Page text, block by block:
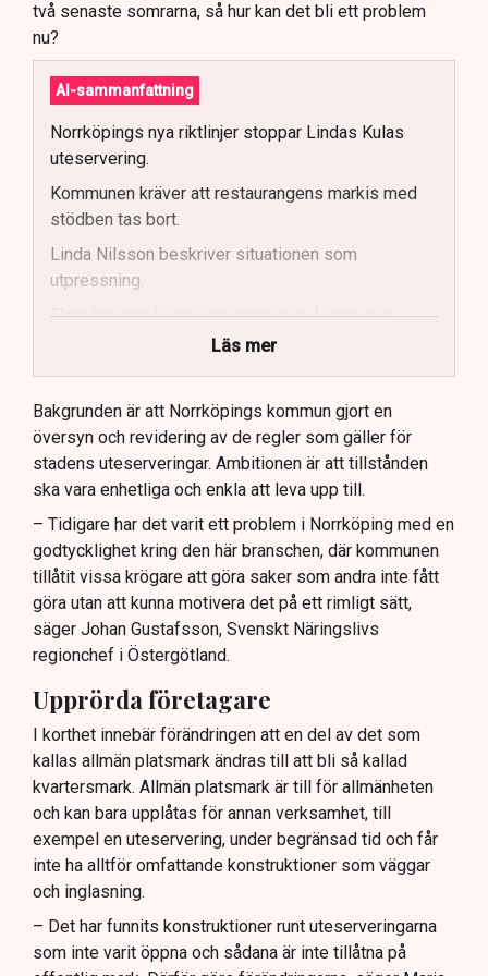
två senaste somrarna, så hur kan det bli ett problem
nu?
AI-sammanfattning
Norrköpings nya riktlinjer stoppar Lindas Kulas
uteservering.
Kommunen kräver att restaurangens markis med
stödben tas bort.
Linda Nilsson beskriver situationen som
utpressning.
Flera krögare kritiserar kommunen för otydlig
Kommunen vill skapa enhetliga regler för
uteserveringar.
Lindas Kula ställer in uteserveringen för
sommaren.
Läs mer
Bakgrunden är att Norrköpings kommun gjort en
översyn och revidering av de regler som gäller för
stadens uteserveringar. Ambitionen är att tillstånden
ska vara enhetliga och enkla att leva upp till.
– Tidigare har det varit ett problem i Norrköping med en
godtycklighet kring den här branschen, där kommunen
tillåtit vissa krögare att göra saker som andra inte fått
göra utan att kunna motivera det på ett rimligt sätt,
säger Johan Gustafsson, Svenskt Näringslivs
regionchef i Östergötland.
Upprörda företagare
I korthet innebär förändringen att en del av det som
kallas allmän platsmark ändras till att bli så kallad
kvartersmark. Allmän platsmark är till för allmänheten
och kan bara upplåtas för annan verksamhet, till
exempel en uteservering, under begränsad tid och får
inte ha alltför omfattande konstruktioner som väggar
och inglasning.
– Det har funnits konstruktioner runt uteserveringarna
som inte varit öppna och sådana är inte tillåtna på